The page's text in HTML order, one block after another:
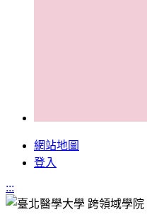
網站地圖
登入
:::